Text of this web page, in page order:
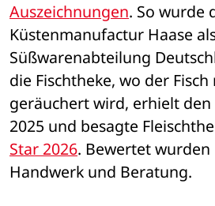
Auszeichnungen. So wurde
Küstenmanufactur Haase
Süßwarenabteilung
die Fischtheke, wo der
geräuchert wird, erhielt den
2025 und besagte
Star 2026. Bewertet
Handwerk und Beratung.